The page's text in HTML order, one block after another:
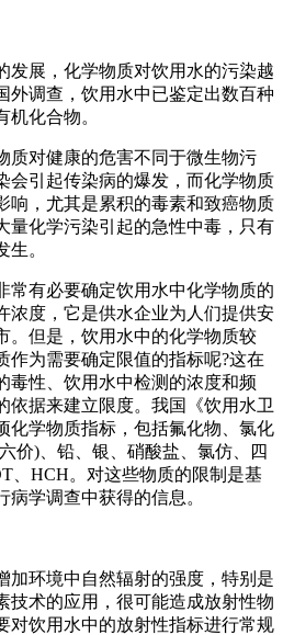
展，化学物质对饮用水的污染越
外调查，饮用水中已鉴定出数百种
化合物。
对健康的危害不同于微生物污
会引起传染病的爆发，而化学物质
响，尤其是累积的毒素和致癌物质
量化学污染引起的急性中毒，只有
。
有必要确定饮用水中化学物质的
浓度，它是供水企业为人们提供安
。但是，饮用水中的化学物质较
作为需要确定限值的指标呢?这在
毒性、饮用水中检测的浓度和频
依据来建立限度。我国《饮用水卫
化学物质指标，包括氟化物、氯化
价)、铅、银、硝酸盐、氯仿、四
、HCH。对这些物质的限制是基
学调查中获得的信息。
环境中自然辐射的强度，特别是
技术的应用，很可能造成放射性物
对饮用水中的放射性指标进行常规